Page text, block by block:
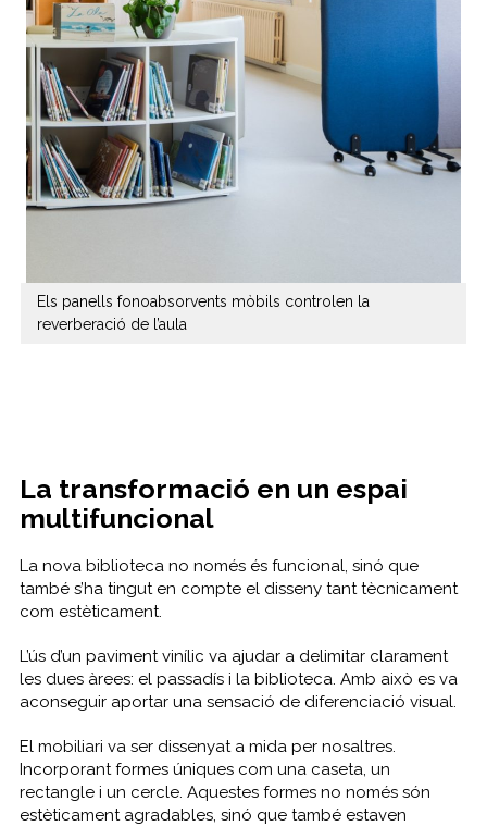
Els panells fonoabsorvents mòbils controlen la
reverberació de l’aula
La transformació en un espai
multifuncional
La nova biblioteca no només és funcional, sinó que
també s’ha tingut en compte el disseny tant tècnicament
com estèticament.
L’ús d’un paviment vinílic va ajudar a delimitar clarament
les dues àrees: el passadís i la biblioteca. Amb això es va
aconseguir aportar una sensació de diferenciació visual.
El mobiliari va ser dissenyat a mida per nosaltres.
Incorporant formes úniques com una caseta, un
rectangle i un cercle. Aquestes formes no només són
estèticament agradables, sinó que també estaven